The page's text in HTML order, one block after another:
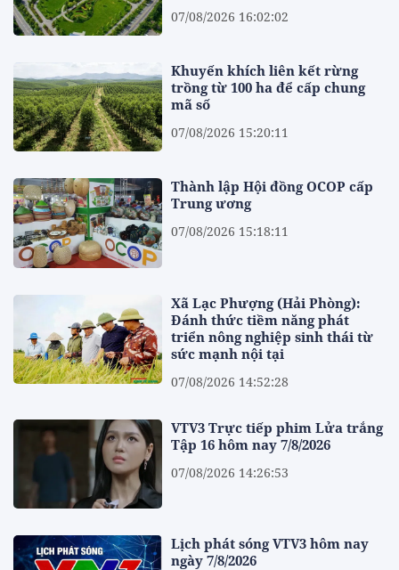
07/08/2026 16:02:02
Khuyến khích liên kết rừng
trồng từ 100 ha để cấp chung
mã số
07/08/2026 15:20:11
Thành lập Hội đồng OCOP cấp
Trung ương
07/08/2026 15:18:11
Xã Lạc Phượng (Hải Phòng):
Đánh thức tiềm năng phát
triển nông nghiệp sinh thái từ
sức mạnh nội tại
07/08/2026 14:52:28
VTV3 Trực tiếp phim Lửa trắng
Tập 16 hôm nay 7/8/2026
07/08/2026 14:26:53
Lịch phát sóng VTV3 hôm nay
ngày 7/8/2026